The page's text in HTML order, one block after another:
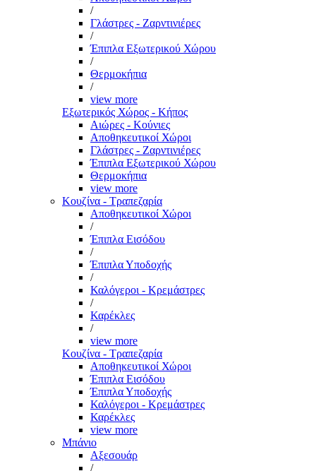
/
Γλάστρες - Ζαρντινιέρες
/
Έπιπλα Εξωτερικού Χώρου
/
Θερμοκήπια
/
view more
Εξωτερικός Χώρος - Κήπος
Αιώρες - Κούνιες
Αποθηκευτικοί Χώροι
Γλάστρες - Ζαρντινιέρες
Έπιπλα Εξωτερικού Χώρου
Θερμοκήπια
view more
Κουζίνα - Τραπεζαρία
Αποθηκευτικοί Χώροι
/
Έπιπλα Εισόδου
/
Έπιπλα Υποδοχής
/
Καλόγεροι - Κρεμάστρες
/
Καρέκλες
/
view more
Κουζίνα - Τραπεζαρία
Αποθηκευτικοί Χώροι
Έπιπλα Εισόδου
Έπιπλα Υποδοχής
Καλόγεροι - Κρεμάστρες
Καρέκλες
view more
Μπάνιο
Αξεσουάρ
/